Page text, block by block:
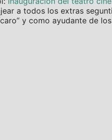
a todos los extras
y como ayudante de los